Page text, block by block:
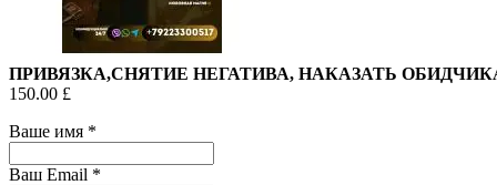
ПРИВЯЗКА,СНЯТИЕ НЕГАТИВА, НАКАЗАТЬ
150.00 £
Ваше имя *
Ваш Email *